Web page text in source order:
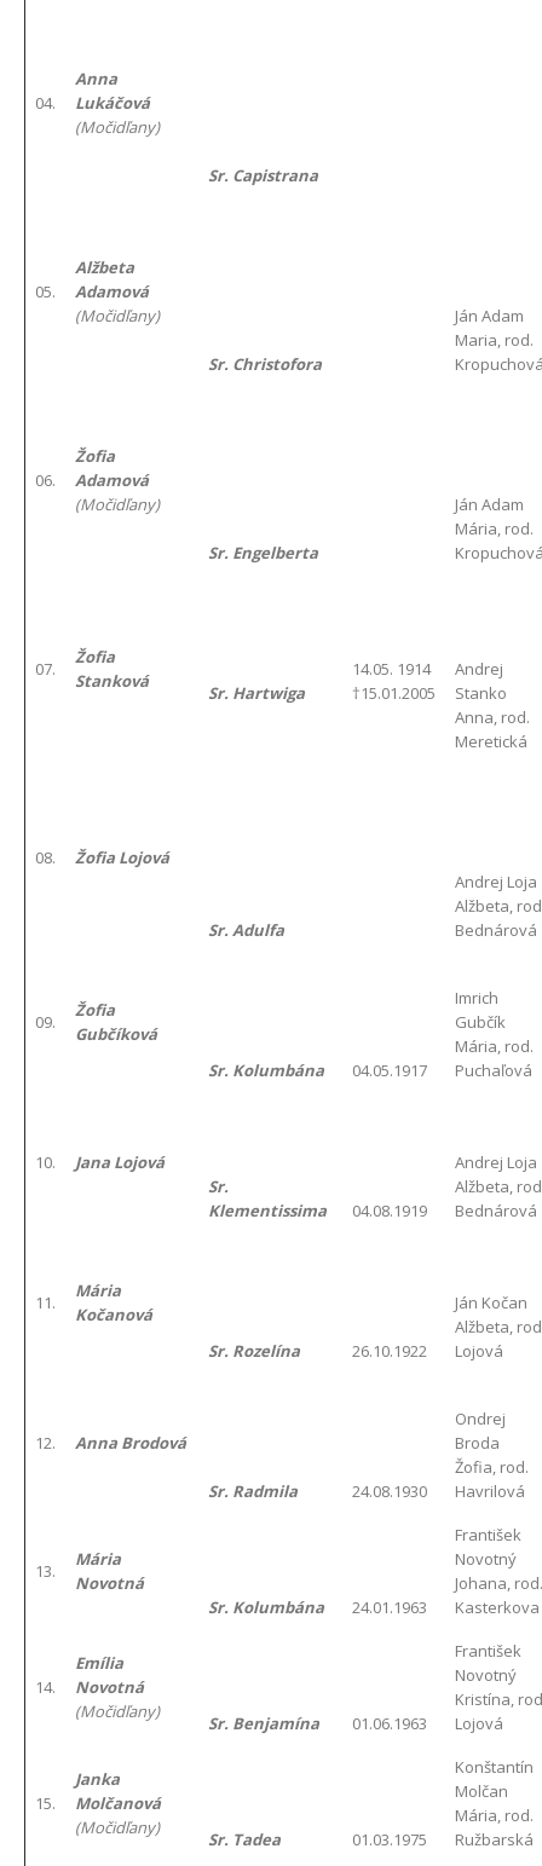
04.
Anna
Lukáčová
(Močidľany)
Sr. Capistrana
05.
Alžbeta
Adamová
(Močidľany)
Sr. Christofora
Ján Adam
Maria, rod.
06.
Žofia
Adamová
(Močidľany)
Sr. Engelberta
Ján Adam
Mária, rod.
07.
Žofia
Stanková
Sr. Hartwiga
14.05. 1914
†15.01.2005
Andrej
Stanko
Anna, rod.
Meretická
08. Žofia Lojová
Sr. Adulfa
Andrej Loja
Alžbeta,
Bednárová
09.
Žofia
Gubčíková
Sr. Kolumbána
04.05.1917
Imrich
Gubčík
Mária, rod.
Puchaľová
10.
Jana Lojová
Sr.
Klementissima
04.08.1919
Andrej Loja
Alžbeta,
Bednárová
11.
Mária
Kočanová
Sr. Rozelína
26.10.1922
Ján Kočan
Alžbeta,
Lojová
12. Anna Brodová
Sr. Radmila 24.08.1930
Ondrej
Broda
Žofia, rod.
Havrilová
13.
Mária
Novotná
Sr. Kolumbána
24.01.1963
František
Novotný
Johana, rod.
Kasterkova
14.
Emília
Novotná
(Močidľany)
Sr. Benjamína 01.06.1963
František
Novotný
Kristína,
Lojová
15.
Janka
Molčanová
(Močidľany)
Sr. Tadea 01.03.1975
Konštantín
Molčan
Mária, rod.
Ružbarská